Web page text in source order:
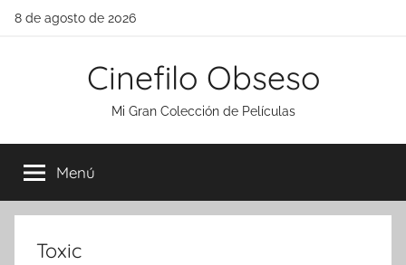
Saltar
8 de agosto de 2026
Cinefilo Obseso
Mi Gran Colección de Películas
Menú
Toxic